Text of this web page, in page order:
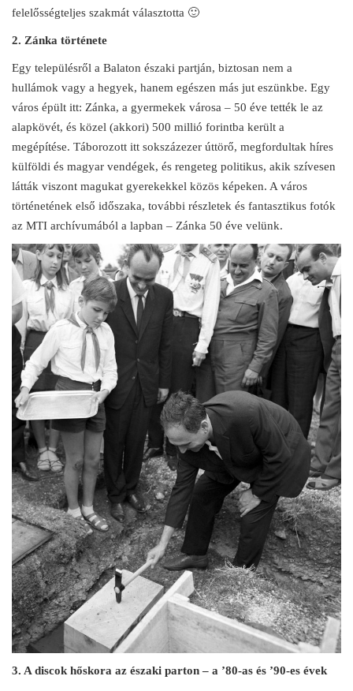
felelősségteljes szakmát választotta 🙂
2. Zánka története
Egy településről a Balaton északi partján, biztosan nem a
hullámok vagy a hegyek, hanem egészen más jut eszünkbe. Egy
város épült itt: Zánka, a gyermekek városa – 50 éve tették le az
alapkövét, és közel (akkori) 500 millió forintba került a
megépítése. Táborozott itt sokszázezer úttörő, megfordultak híres
külföldi és magyar vendégek, és rengeteg politikus, akik szívesen
látták viszont magukat gyerekekkel közös képeken. A város
történetének első időszaka, további részletek és fantasztikus fotók
az MTI archívumából a lapban – Zánka 50 éve velünk.
3. A discok hőskora az északi parton – a ’80-as és ’90-es évek